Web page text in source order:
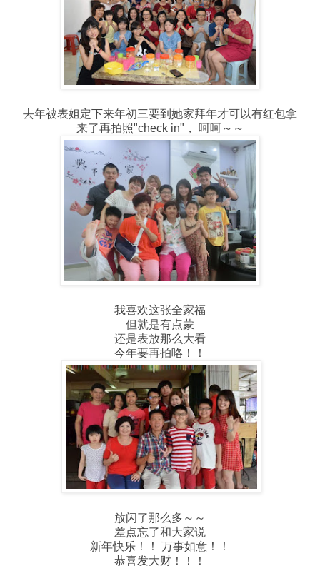
去年被表姐定下来年初三要到她家拜年才可以有红包拿
来了再拍照"check in"， 呵呵～～
我喜欢这张全家福
但就是有点蒙
还是表放那么大看
今年要再拍咯！！
放闪了那么多～～
差点忘了和大家说
新年快乐！！ 万事如意！！
恭喜发大财！！！